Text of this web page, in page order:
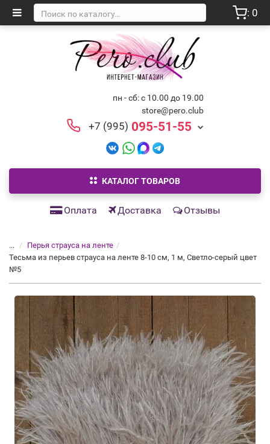
: 0
пн - сб: с 10.00 до 19.00
store@pero.club
+7 (995) 095-51-55
КАТАЛОГ ТОВАРОВ
Оплата Доставка Отзывы
...
Перья страуса на ленте
Тесьма из перьев страуса на ленте 8-10 см, 1 м, Светло-серый цвет
№5